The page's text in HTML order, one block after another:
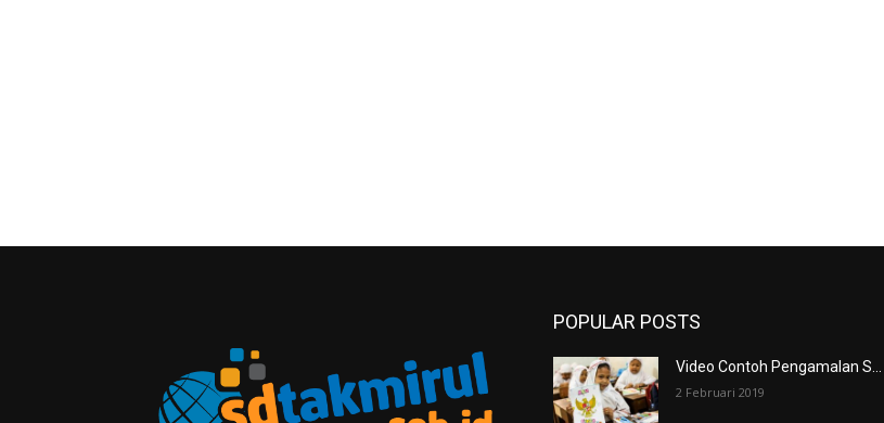
POPULAR POSTS
Video Contoh Pengamalan S...
2 Februari 2019